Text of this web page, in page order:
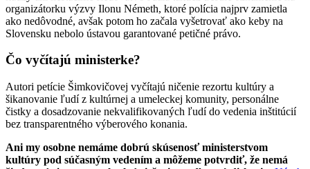
organizátorku výzvy Ilonu Németh, ktoré polícia najprv zamietla
ako nedôvodné, avšak potom ho začala vyšetrovať ako keby na
Slovensku nebolo ústavou garantované petičné právo.
Čo vyčítajú ministerke?
Autori petície Šimkovičovej vyčítajú ničenie rezortu kultúry a
šikanovanie ľudí z kultúrnej a umeleckej komunity, personálne
čistky a dosadzovanie nekvalifikovaných ľudí do vedenia inštitúcií
bez transparentného výberového konania.
Ani my osobne nemáme dobrú skúsenosť ministerstvom
kultúry pod súčasným vedením a môžeme potvrdiť, že nemá